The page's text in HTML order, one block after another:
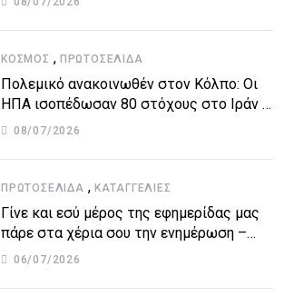
ΚΌΣΜΟΣ , ΠΡΩΤΟΣΈΛΙΔΑ
Πολεμικό ανακοινωθέν στον Κόλπο: Οι
ΗΠΑ ισοπέδωσαν 80 στόχους στο Ιράν –
Μπαράζ επιθέσεων σε αμερικανικές
08/07/2026
ΠΡΩΤΟΣΈΛΙΔΑ , ΚΑΤΑΓΓΕΛΙΕΣ
Γίνε και εσύ μέρος της εφημερίδας μας
πάρε στα χέρια σου την ενημέρωση –
στείλε το δικό σου άρθρο την δική σου
06/07/2026